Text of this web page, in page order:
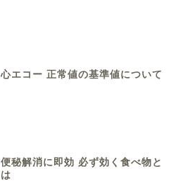
心エコー 正常値の基準値について
便秘解消に即効 必ず効く食べ物と
は